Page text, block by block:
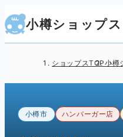
小樽ショップス
ショップスTOP小樽
小樽市 ハンバーガー店